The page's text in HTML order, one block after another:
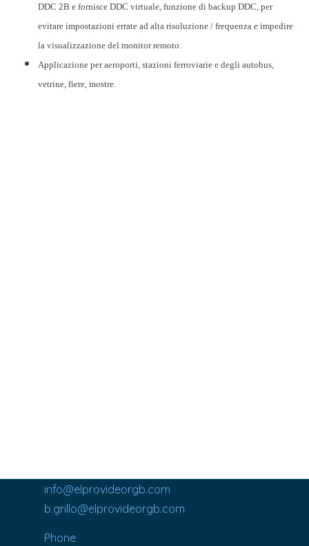
DDC 2B e fornisce DDC virtuale, funzione di backup DDC, per
evitare impostazioni errate ad alta risoluzione / frequenza e impedire
la visualizzazione del monitor remoto.
Applicazione per aeroporti, stazioni ferroviarie e degli autobus,
vetrine, fiere, mostre.
info@elprovideorgb.com
b.grillo@elprovideorgb.com
Phone